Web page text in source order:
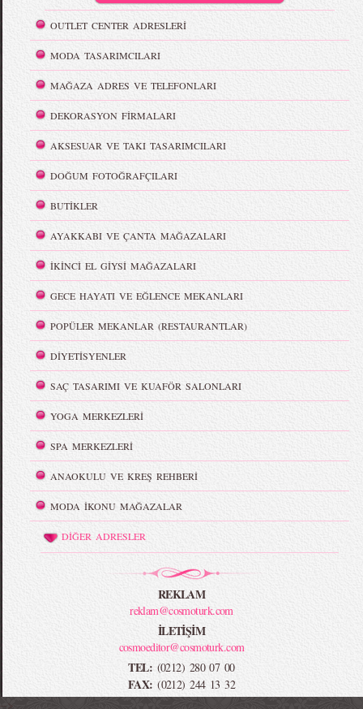
OUTLET CENTER ADRESLERİ
MODA TASARIMCILARI
MAĞAZA ADRES VE TELEFONLARI
DEKORASYON FİRMALARI
AKSESUAR VE TAKI TASARIMCILARI
DOĞUM FOTOĞRAFÇILARI
BUTİKLER
AYAKKABI VE ÇANTA MAĞAZALARI
İKİNCİ EL GİYSİ MAĞAZALARI
GECE HAYATI VE EĞLENCE MEKANLARI
POPÜLER MEKANLAR (RESTAURANTLAR)
DİYETİSYENLER
SAÇ TASARIMI VE KUAFÖR SALONLARI
YOGA MERKEZLERİ
SPA MERKEZLERİ
ANAOKULU VE KREŞ REHBERİ
MODA İKONU MAĞAZALAR
DİĞER ADRESLER
REKLAM
reklam@cosmoturk.com
İLETİŞİM
cosmoeditor@cosmoturk.com
TEL: (0212) 280 07 00
FAX: (0212) 244 13 32
-->